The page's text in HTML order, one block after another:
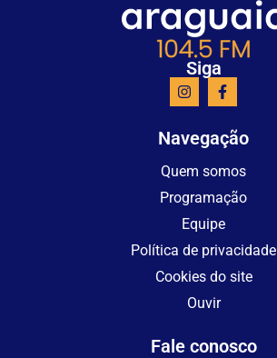
Siga
Navegação
Quem somos
Programação
Equipe
Política de privacidade
Cookies do site
Ouvir
Fale conosco